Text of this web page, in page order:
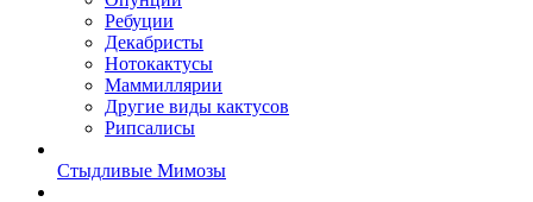
Ребуции
Декабристы
Нотокактусы
Маммиллярии
Другие виды кактусов
Рипсалисы
Стыдливые Мимозы